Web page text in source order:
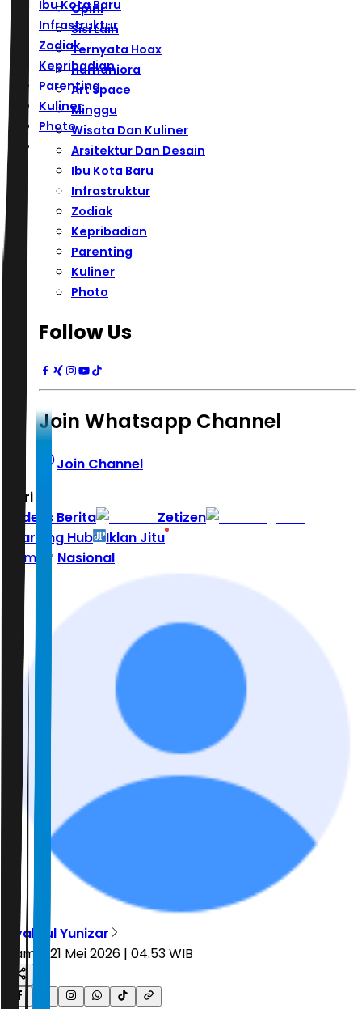
Ibu Kota Baru
Infrastruktur
Zodiak
Kepribadian
Parenting
Kuliner
Photo
Opini
Sisi Lain
Ternyata Hoax
Humaniora
Art Space
Minggu
Wisata Dan Kuliner
Arsitektur Dan Desain
Ibu Kota Baru
Infrastruktur
Zodiak
Kepribadian
Parenting
Kuliner
Photo
Follow Us
Join Whatsapp Channel
Join Channel
Hari ini
Indeks Berita
Zetizen
Learning Hub
Iklan Jitu
Home
Nasional
Syahrul Yunizar
Kamis, 21 Mei 2026 | 04.53 WIB